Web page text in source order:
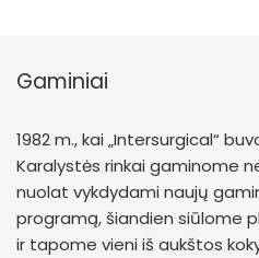
Gaminiai
1982 m., kai „Intersurgical“
Karalystės rinkai gaminome
nuolat vykdydami naujų
programą, šiandien siūlome
ir tapome vieni iš aukštos